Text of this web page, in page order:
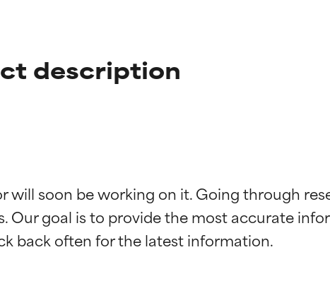
description
will soon be working on it. Going through
Our goal is to provide the most accurate